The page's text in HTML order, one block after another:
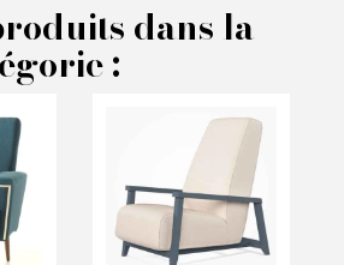
:
dans la
: